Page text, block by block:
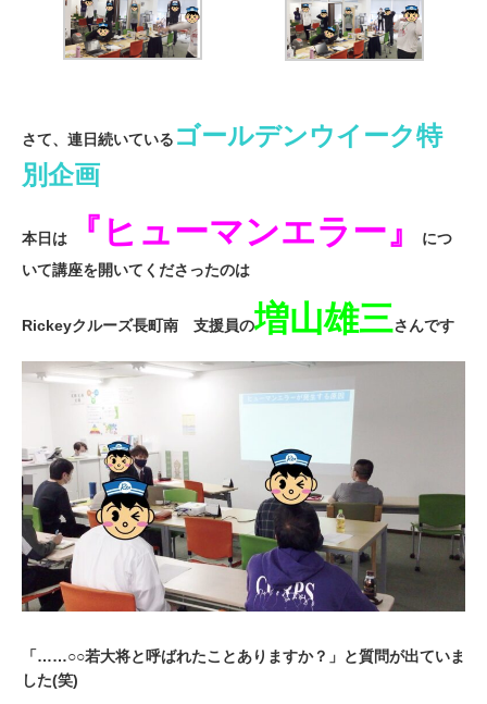
さて、連日続いている ゴールデンウイーク特
別企画
本日は 『ヒューマンエラー』
につ
いて講座を開いてくださったのは
Rickeyクルーズ長町南 支援員の増山雄三さんです
「……○○若大将と呼ばれたことありますか？」と質問が出ていま
した(笑)